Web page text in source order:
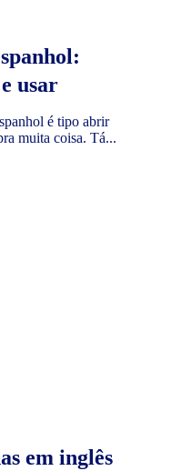
usar
é tipo abrir
muita coisa. Tá...
em inglês